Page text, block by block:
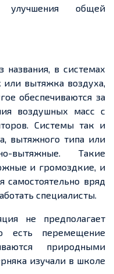
улучшения общей
названия, в системах
или вытяжка воздуха,
обеспечиваются за
воздушных масс с
Системы так и
вытяжного типа или
вытяжные. Такие
и громоздкие, и
самостоятельно вряд
специалисты.
не предполагает
есть перемещение
природными
изучали в школе